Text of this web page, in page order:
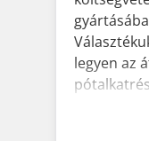
legyen az
A márka